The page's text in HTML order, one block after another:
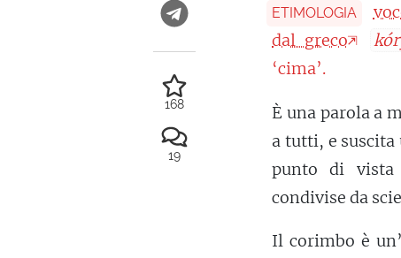
ETIMOLOGIA
dal greco
‘cima’.
È una parola a
a tutti, e
punto di vista
condivise da
Il corimbo è
168
19